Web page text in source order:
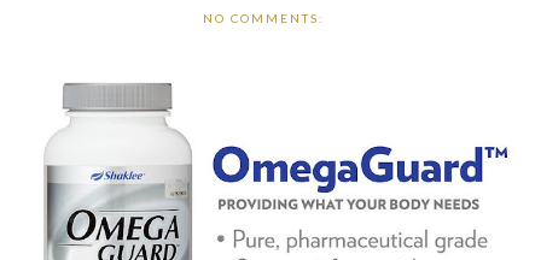
NO COMMENTS: